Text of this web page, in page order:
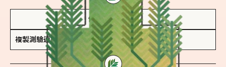
儲存我的結果圖
複製測驗連結 查看香氛類型全解析 >>>